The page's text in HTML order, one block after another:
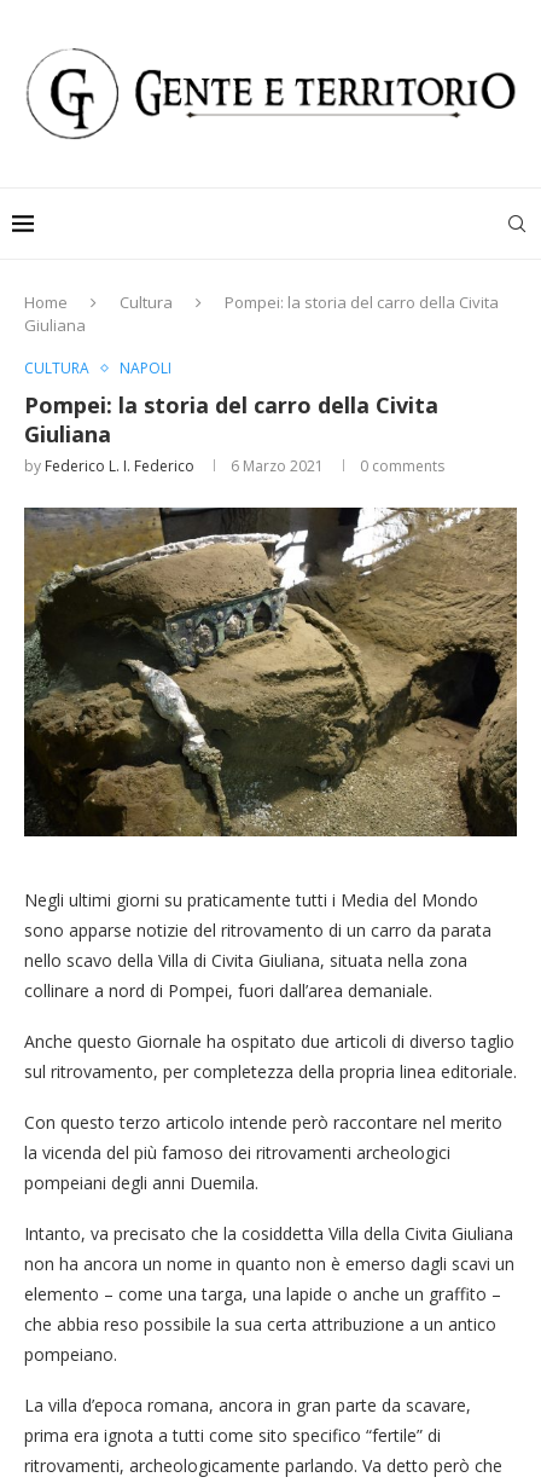
Home Cultura
Pompei: la storia del carro della Civita
Giuliana
CULTURA NAPOLI
Pompei: la storia del carro della Civita
Giuliana
by Federico L. I. Federico 6 Marzo 2021 0 comments
Negli ultimi giorni su praticamente tutti i Media del Mondo
sono apparse notizie del ritrovamento di un carro da parata
nello scavo della Villa di Civita Giuliana, situata nella zona
collinare a nord di Pompei, fuori dall’area demaniale.
Anche questo Giornale ha ospitato due articoli di diverso taglio
sul ritrovamento, per completezza della propria linea editoriale.
Con questo terzo articolo intende però raccontare nel merito
la vicenda del più famoso dei ritrovamenti archeologici
pompeiani degli anni Duemila.
Intanto, va precisato che la cosiddetta Villa della Civita Giuliana
non ha ancora un nome in quanto non è emerso dagli scavi un
elemento – come una targa, una lapide o anche un graffito –
che abbia reso possibile la sua certa attribuzione a un antico
pompeiano.
La villa d’epoca romana, ancora in gran parte da scavare,
prima era ignota a tutti come sito specifico “fertile” di
ritrovamenti, archeologicamente parlando. Va detto però che